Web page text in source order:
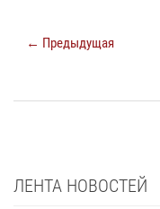
← Предыдущая
ЛЕНТА НОВОСТЕЙ